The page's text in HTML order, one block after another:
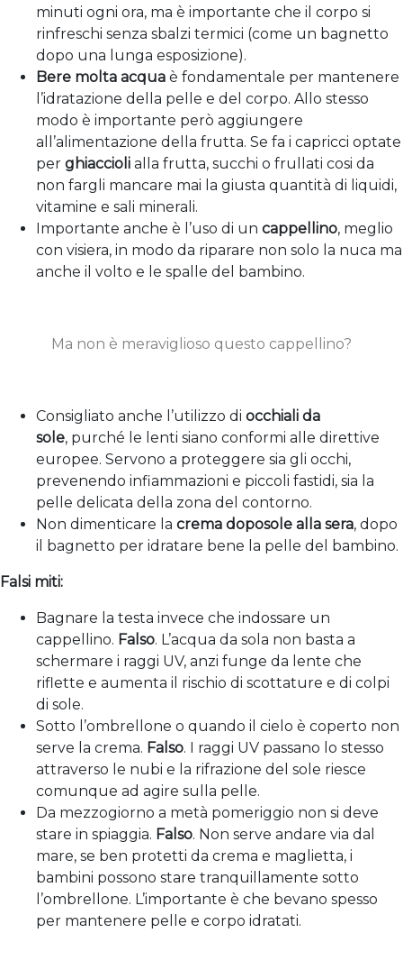
minuti ogni ora, ma è importante che il corpo si
rinfreschi senza sbalzi termici (come un bagnetto
dopo una lunga esposizione).
Bere molta acqua è fondamentale per mantenere
l’idratazione della pelle e del corpo. Allo stesso
modo è importante però aggiungere
all’alimentazione della frutta. Se fa i capricci optate
per ghiaccioli alla frutta, succhi o frullati cosi da
non fargli mancare mai la giusta quantità di liquidi,
vitamine e sali minerali.
Importante anche è l’uso di un cappellino, meglio
con visiera, in modo da riparare non solo la nuca ma
anche il volto e le spalle del bambino.
Ma non è meraviglioso questo cappellino?
Consigliato anche l’utilizzo di occhiali da
sole, purché le lenti siano conformi alle direttive
europee. Servono a proteggere sia gli occhi,
prevenendo infiammazioni e piccoli fastidi, sia la
pelle delicata della zona del contorno.
Non dimenticare la crema doposole alla sera, dopo
il bagnetto per idratare bene la pelle del bambino.
Falsi miti:
Bagnare la testa invece che indossare un
cappellino. Falso. L’acqua da sola non basta a
schermare i raggi UV, anzi funge da lente che
riflette e aumenta il rischio di scottature e di colpi
di sole.
Sotto l’ombrellone o quando il cielo è coperto non
serve la crema. Falso. I raggi UV passano lo stesso
attraverso le nubi e la rifrazione del sole riesce
comunque ad agire sulla pelle.
Da mezzogiorno a metà pomeriggio non si deve
stare in spiaggia. Falso. Non serve andare via dal
mare, se ben protetti da crema e maglietta, i
bambini possono stare tranquillamente sotto
l’ombrellone. L’importante è che bevano spesso
per mantenere pelle e corpo idratati.